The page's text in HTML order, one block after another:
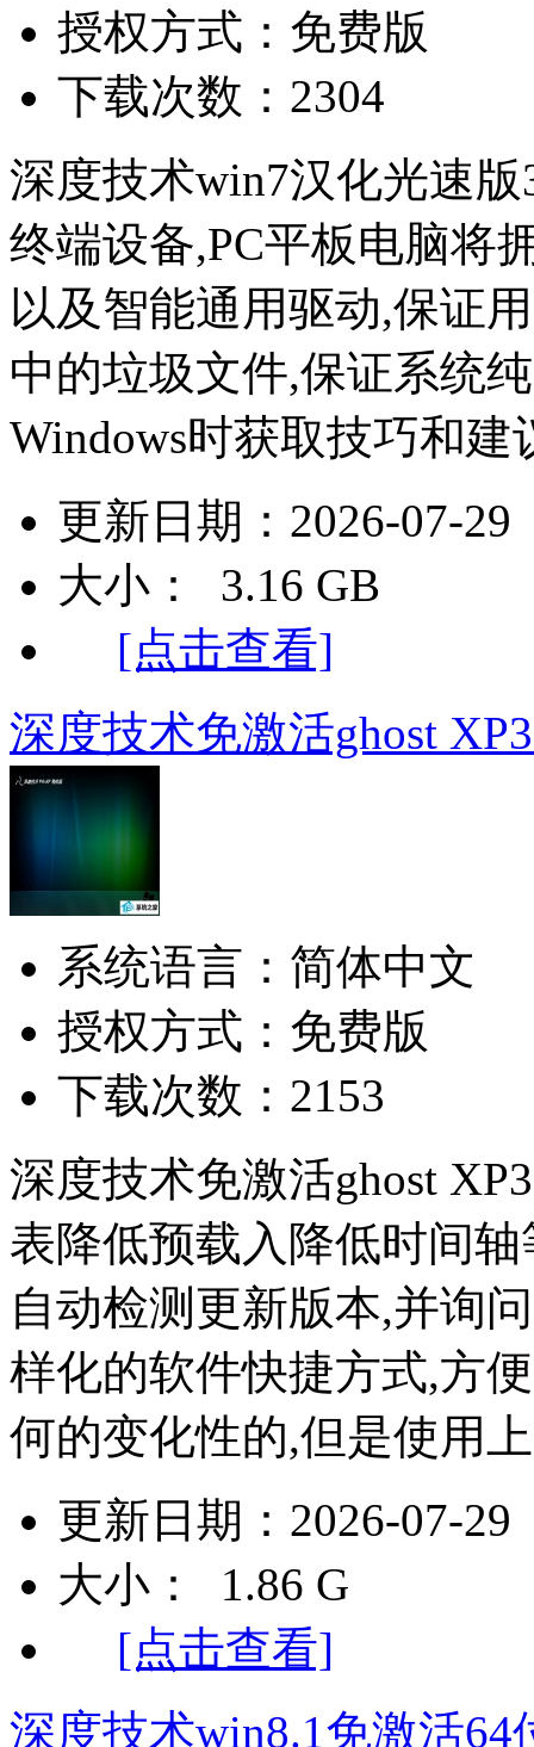
授权方式：免费版
下载次数：2304
深度技术win7汉化光速
终端设备,PC平板电脑将
以及智能通用驱动,保证
中的垃圾文件,保证系统
Windows时获取技巧和
更新日期：2026-07-29
大小： 3.16 GB
[点击查看]
深度技术免激活ghost
系统语言：简体中文
授权方式：免费版
下载次数：2153
深度技术免激活ghost
表降低预载入降低时间
自动检测更新版本,并询
样化的软件快捷方式,方
何的变化性的,但是使用
更新日期：2026-07-29
大小： 1.86 G
[点击查看]
深度技术win8.1免激活64